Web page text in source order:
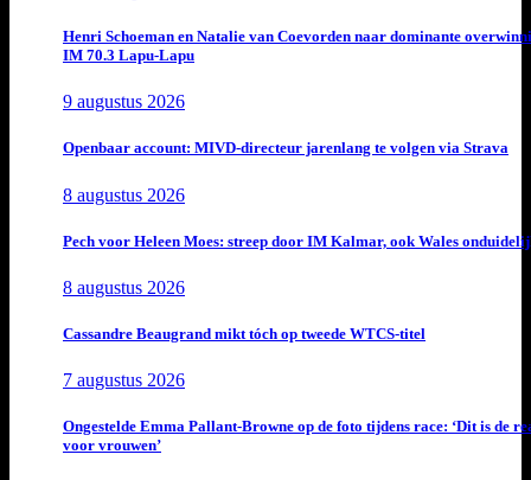
Henri Schoeman en Natalie van Coevorden naar dominante
IM 70.3 Lapu-Lapu
9 augustus 2026
Openbaar account: MIVD-directeur jarenlang te volgen via Strava
8 augustus 2026
Pech voor Heleen Moes: streep door IM Kalmar, ook Wales
8 augustus 2026
Cassandre Beaugrand mikt tóch op tweede WTCS-titel
7 augustus 2026
Ongestelde Emma Pallant-Browne op de foto tijdens race: ‘Dit is de
voor vrouwen’